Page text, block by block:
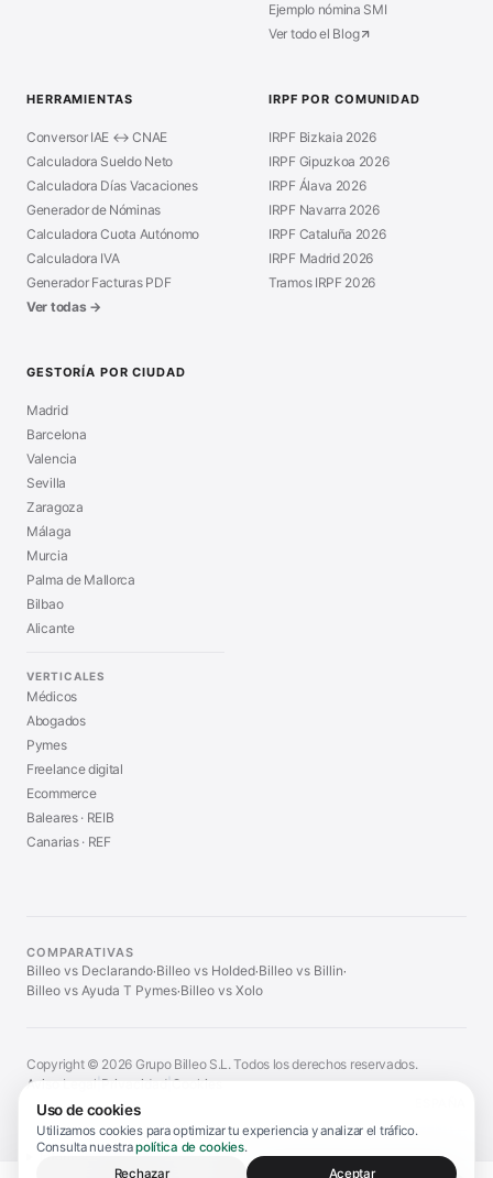
Uso de cookies
Utilizamos cookies para optimizar tu experiencia y analizar el tráfico.
Consulta nuestrapolítica de cookies.
Rechazar
Aceptar
Ejemplo nómina SMI
Ver todo el Blog
HERRAMIENTAS
Conversor IAE ↔ CNAE
Calculadora Sueldo Neto
Calculadora Días Vacaciones
Generador de Nóminas
Calculadora Cuota Autónomo
Calculadora IVA
Generador Facturas PDF
Ver todas →
IRPF POR COMUNIDAD
IRPF Bizkaia 2026
IRPF Gipuzkoa 2026
IRPF Álava 2026
IRPF Navarra 2026
IRPF Cataluña 2026
IRPF Madrid 2026
Tramos IRPF 2026
GESTORÍA POR CIUDAD
Madrid
Barcelona
Valencia
Sevilla
Zaragoza
Málaga
Murcia
Palma de Mallorca
Bilbao
Alicante
VERTICALES
Médicos
Abogados
Pymes
Freelance digital
Ecommerce
Baleares · REIB
Canarias · REF
COMPARATIVAS
Billeo vs Declarando·Billeo vs Holded·Billeo vs Billin·
Billeo vs Ayuda T Pymes·Billeo vs Xolo
Copyright © 2026 Grupo Billeo S.L. Todos los derechos reservados.
Aviso Legal|Privacidad| Cookies
Información legal y aviso de servicio▼